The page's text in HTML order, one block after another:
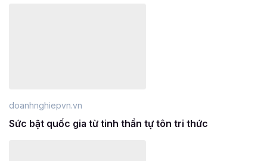
doanhnghiepvn.vn
Sức bật quốc gia từ tinh thần tự tôn tri thức